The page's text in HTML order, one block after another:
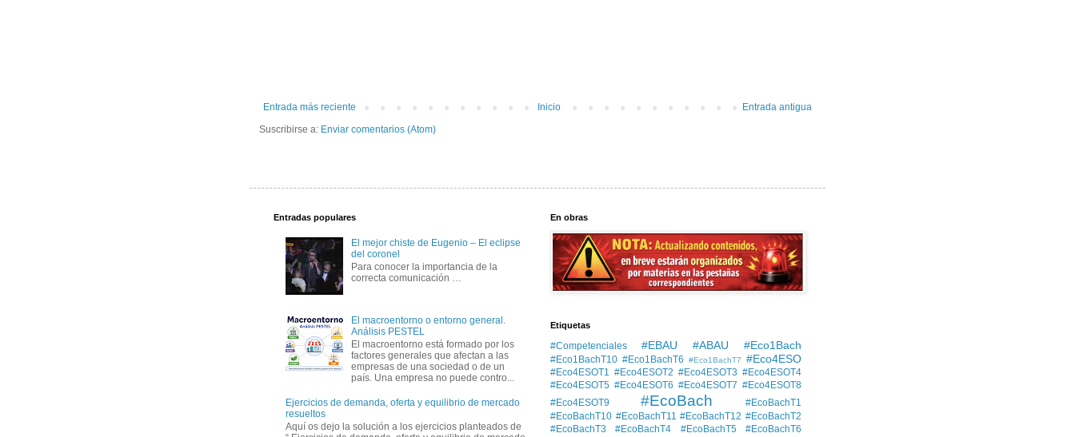
Entrada más reciente Entrada antigua
Inicio
Suscribirse a: Enviar comentarios (Atom)
Entradas populares
El mejor chiste de Eugenio – El eclipse
del coronel
Para conocer la importancia de la
correcta comunicación …
El macroentorno o entorno general.
Análisis PESTEL
El macroentorno está formado por los
factores generales que afectan a las
empresas de una sociedad o de un
país. Una empresa no puede contro...
Ejercicios de demanda, oferta y equilibrio de mercado
resueltos
Aquí os dejo la solución a los ejercicios planteados de
En obras
Etiquetas
#Competenciales #EBAU #ABAU #Eco1Bach
#Eco1BachT10 #Eco1BachT6 #Eco1BachT7 #Eco4ESO
#Eco4ESOT1 #Eco4ESOT2 #Eco4ESOT3 #Eco4ESOT4
#Eco4ESOT5 #Eco4ESOT6 #Eco4ESOT7 #Eco4ESOT8
#Eco4ESOT9
#EcoBach
#EcoBachT1
#EcoBachT10 #EcoBachT11 #EcoBachT12 #EcoBachT2
#EcoBachT3
#EcoBachT4 #EcoBachT5
#EcoBachT6